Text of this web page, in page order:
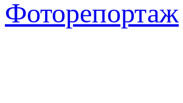
Фоторепортаж